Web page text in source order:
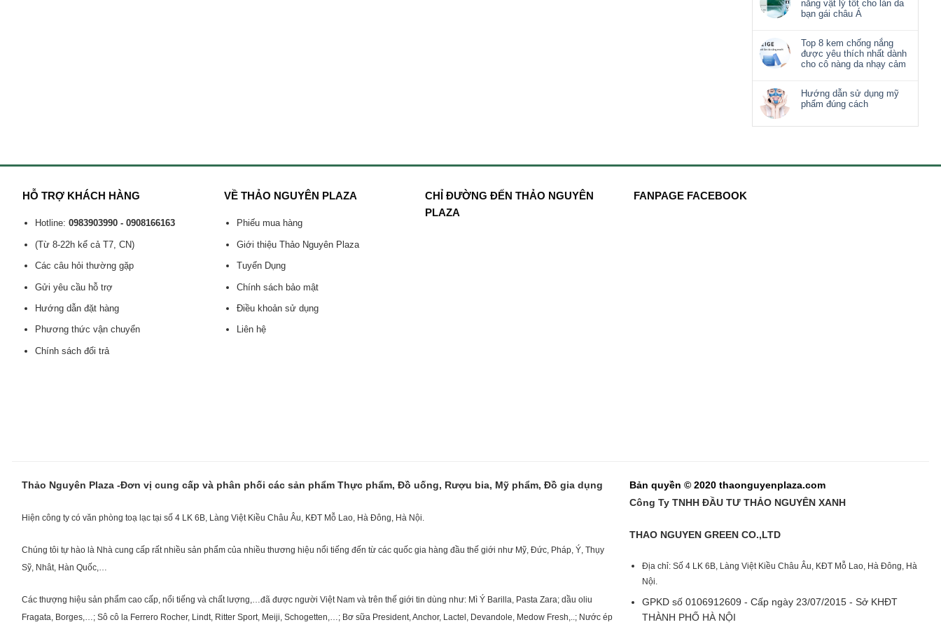
nắng vật lý tốt cho làn da
bạn gái châu Á
Top 8 kem chống nắng
được yêu thích nhất dành
cho cô nàng da nhạy cảm
Hướng dẫn sử dụng mỹ
phẩm đúng cách
HỖ TRỢ KHÁCH HÀNG
Hotline: 0983903990 - 0908166163
(Từ 8-22h kể cả T7, CN)
Các câu hỏi thường gặp
Gửi yêu cầu hỗ trợ
Hướng dẫn đặt hàng
Phương thức vận chuyển
Chính sách đổi trả
VỀ THẢO NGUYÊN PLAZA
Phiếu mua hàng
Giới thiệu Thảo Nguyên Plaza
Tuyển Dụng
Chính sách bảo mật
Điều khoản sử dụng
Liên hệ
CHỈ ĐƯỜNG ĐẾN THẢO NGUYÊN
PLAZA
FANPAGE FACEBOOK
Thảo Nguyên Plaza -Đơn vị cung cấp và phân phối các sản phẩm Thực phẩm, Đồ uống, Rượu bia, Mỹ phẩm, Đồ gia dụng
Hiện công ty có văn phòng toạ lạc tại số 4 LK 6B, Làng Việt Kiều Châu Âu, KĐT Mỗ Lao, Hà Đông, Hà Nội.
Chúng tôi tự hào là Nhà cung cấp rất nhiều sản phẩm của nhiều thương hiệu nổi tiếng đến từ các quốc gia hàng đầu thế giới như Mỹ, Đức, Pháp, Ý, Thụy
Sỹ, Nhât, Hàn Quốc,…
Các thượng hiệu sản phẩm cao cấp, nổi tiếng và chất lượng,…đã được người Việt Nam và trên thế giới tin dùng như: Mì Ý Barilla, Pasta Zara; dầu oliu
Fragata, Borges,…; Sô cô la Ferrero Rocher, Lindt, Ritter Sport, Meiji, Schogetten,…; Bơ sữa President, Anchor, Lactel, Devandole, Medow Fresh,..; Nước ép
Bản quyền © 2020 thaonguyenplaza.com
Công Ty TNHH ĐẦU TƯ THẢO NGUYÊN XANH
THAO NGUYEN GREEN CO.,LTD
Địa chỉ: Số 4 LK 6B, Làng Việt Kiều Châu Âu, KĐT Mỗ Lao, Hà Đông, Hà
Nội.
GPKD số 0106912609 - Cấp ngày 23/07/2015 - Sở KHĐT
THÀNH PHỐ HÀ NỘI